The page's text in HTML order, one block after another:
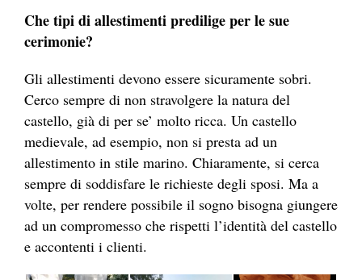
Che tipi di allestimenti predilige per le sue
cerimonie?
Gli allestimenti devono essere sicuramente sobri.
Cerco sempre di non stravolgere la natura del
castello, già di per se’ molto ricca. Un castello
medievale, ad esempio, non si presta ad un
allestimento in stile marino. Chiaramente, si cerca
sempre di soddisfare le richieste degli sposi. Ma a
volte, per rendere possibile il sogno bisogna giungere
ad un compromesso che rispetti l’identità del castello
e accontenti i clienti.